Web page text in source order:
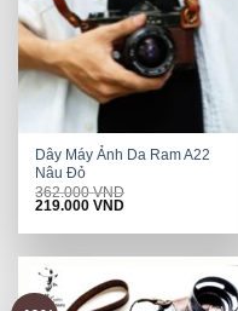
Dây Máy Ảnh Da Ram A22
Nâu Đỏ
362.000VND
Original
was:
219.000VNDCurrent
is: